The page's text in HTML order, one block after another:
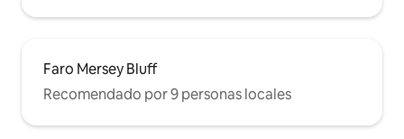
Faro Mersey Bluff
Recomendado por 9 personas locales